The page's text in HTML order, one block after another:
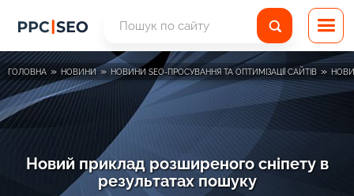
ГОЛОВНА » НОВИНИ » НОВИНИ SEO-ПРОСУВАННЯ ТА ОПТИМІЗАЦІЇ САЙТІВ »
Новий приклад розширеного сніпету в
результатах пошуку